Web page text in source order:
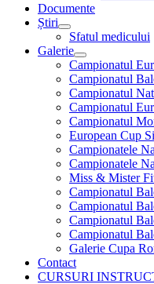
Documente
Știri
Sfatul medicului
Galerie
Campionatul
Campionatul
Campionatul
Campionatul
Campionatul
European Cup
Campionatele
Campionatele
Miss & Mister
Campionatul
Campionatul
Campionatul
Campionatul
Galerie Cupa
Contact
CURSURI